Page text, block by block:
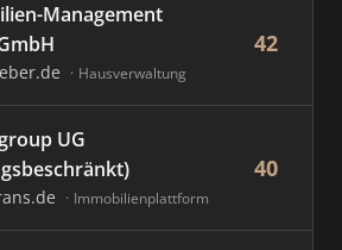
Management
Hausverwaltung
42
UG
Immobilienplattform
40